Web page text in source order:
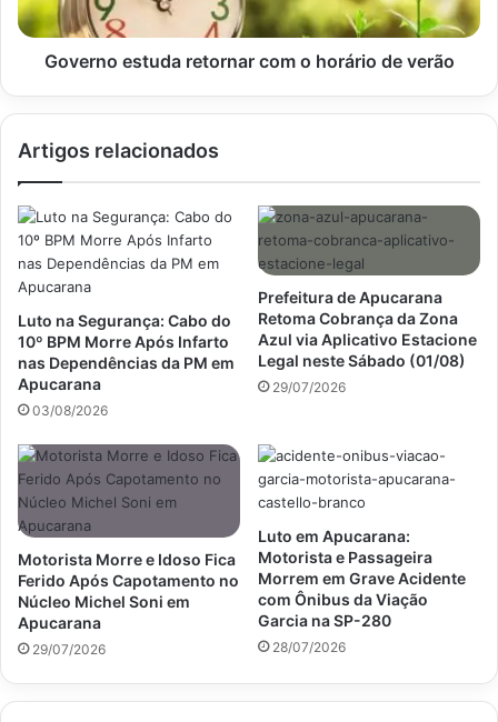
verão
Governo estuda retornar com o horário de verão
Artigos relacionados
Luto na Segurança: Cabo do
10º BPM Morre Após Infarto
nas Dependências da PM em
Apucarana
03/08/2026
Prefeitura de Apucarana
Retoma Cobrança da Zona
Azul via Aplicativo Estacione
Legal neste Sábado (01/08)
29/07/2026
Motorista Morre e Idoso Fica
Ferido Após Capotamento no
Núcleo Michel Soni em
Apucarana
29/07/2026
Luto em Apucarana:
Motorista e Passageira
Morrem em Grave Acidente
com Ônibus da Viação
Garcia na SP-280
28/07/2026